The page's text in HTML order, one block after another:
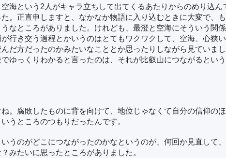
海という2人がキャラ立ちして出てくるあたりからのめり込ん
。正直申しますと、なかなか物語に入り込むときに大変で、
うなところがありました。けれども、最澄と空海にそういう関
行き交う過程とかいうのはとてもワクワクして、空海、心狭
だ方だったのかみたいなこととか思ったりしながら見ていま
ゆっくりわかると言ったのは、それが比叡山につながるとい
。腐敗したものに背を向けて、地位じゃなくて自分の信仰の
うところのつもりだったんです。
うのがどこにつながったのかなというのが、何回か見直して
みたいに思ったところがありました。